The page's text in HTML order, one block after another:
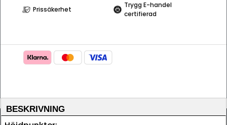
Prissäkerhet
Trygg E-handel
certifierad
BESKRIVNING